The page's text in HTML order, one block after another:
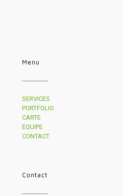
Menu
SERVICES
PORTFOLIO
CARTE
EQUIPE
CONTACT
Contact